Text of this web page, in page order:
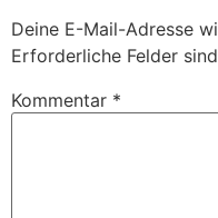
Deine E-Mail-Adresse
Erforderliche Felder
Kommentar *